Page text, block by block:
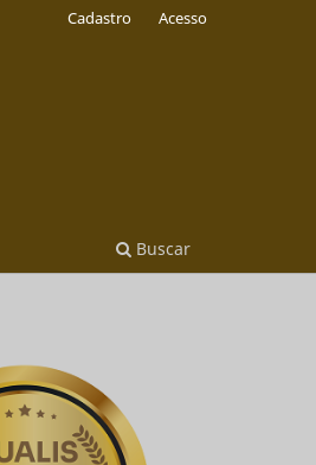
Buscar
Cadastro Acesso